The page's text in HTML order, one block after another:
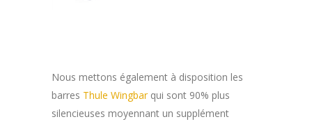
Nous mettons également à disposition les
barres Thule Wingbarqui sont 90% plus
silencieuses moyennant un supplément